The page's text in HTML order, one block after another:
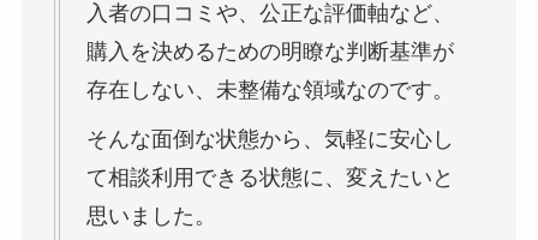
入者の口コミや、公正な評価軸など、
購入を決めるための明瞭な判断基準が
存在しない、未整備な領域なのです。
そんな面倒な状態から、気軽に安心し
て相談利用できる状態に、変えたいと
思いました。